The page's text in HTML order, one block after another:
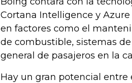
Cortana Intelligence y
en factores como el
de combustible, sistemas
general de pasajeros en la
Hay un gran potencial entre